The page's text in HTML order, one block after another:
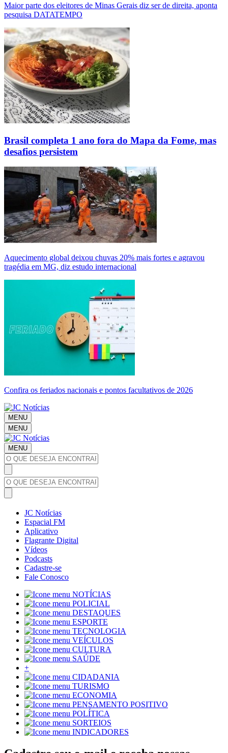
Maior parte dos eleitores de Minas Gerais diz ser de direita, aponta
pesquisa DATATEMPO
Brasil completa 1 ano fora do Mapa da Fome, mas
desafios persistem
Aquecimento global deixou chuvas 20% mais fortes e agravou
tragédia em MG, diz estudo internacional
Confira os feriados nacionais e pontos facultativos de 2026
MENU
MENU
MENU
JC Notícias
Espacial FM
Aplicativo
Flagrante Digital
Vídeos
Podcasts
Cadastre-se
Fale Conosco
NOTÍCIAS
POLICIAL
DESTAQUES
ESPORTE
TECNOLOGIA
VEÍCULOS
CULTURA
SAÚDE
+
CIDADANIA
TURISMO
ECONOMIA
PENSAMENTO POSITIVO
POLÍTICA
SORTEIOS
INDICADORES